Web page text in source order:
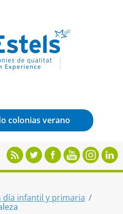
colonias verano
día infantil y primaria